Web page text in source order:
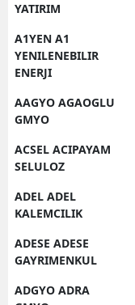
YATIRIM
A1YEN A1
YENILENEBILIR
ENERJI
AAGYO AGAOGLU
GMYO
ACSEL ACIPAYAM
SELULOZ
ADEL ADEL
KALEMCILIK
ADESE ADESE
GAYRIMENKUL
ADGYO ADRA